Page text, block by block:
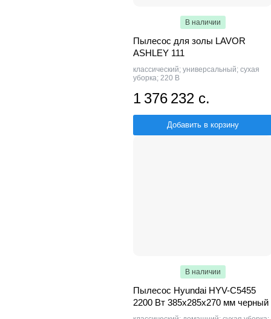
В наличии
Пылесос для золы LAVOR
ASHLEY 111
классический; универсальный; сухая
уборка; 220 В
1 376 232 с.
Добавить в корзину
В наличии
Пылесос Hyundai HYV-C5455
2200 Вт 385х285х270 мм черный